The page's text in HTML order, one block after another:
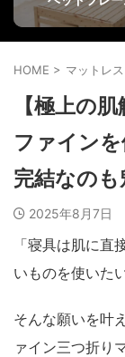
HOME > マットレス
【極上の
ファイン
完結なのも
2025年8月7日
「寝具は肌に
いものを使いたい
そんな願いを叶
ァイン三つ折り